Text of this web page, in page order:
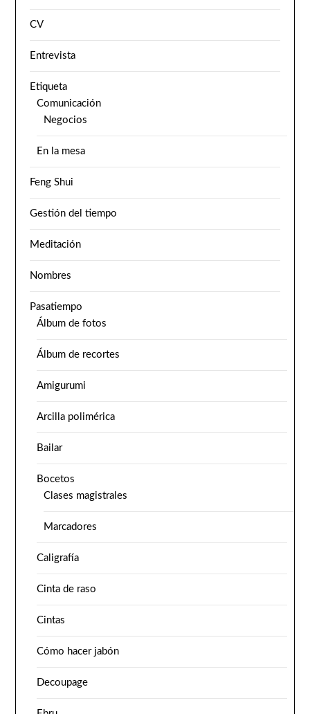
CV
Entrevista
Etiqueta
Comunicación
Negocios
En la mesa
Feng Shui
Gestión del tiempo
Meditación
Nombres
Pasatiempo
Álbum de fotos
Álbum de recortes
Amigurumi
Arcilla polimérica
Bailar
Bocetos
Clases magistrales
Marcadores
Caligrafía
Cinta de raso
Cintas
Cómo hacer jabón
Decoupage